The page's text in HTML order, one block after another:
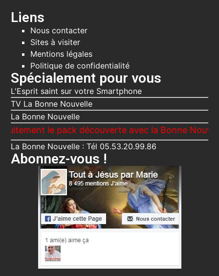
Liens
Nous contacter
Sites à visiter
Mentions légales
Politique de confidentialité
Spécialement pour vous
L'Esprit saint sur votre Smartphone
TV La Bonne Nouvelle
La Bonne Nouvelle
le pack découverte avec la Bonne Nouvelle, Le
La Bonne Nouvelle : Tél 05.53.20.99.86
Abonnez-vous !